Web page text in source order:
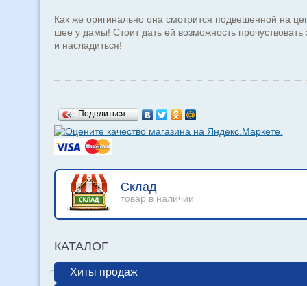
Как же оригинально она смотрится подвешенной на
шее у дамы! Стоит дать ей возможность прочуствовать
и насладиться!
Поделиться…
Склад
товар в наличии
КАТАЛОГ
Хиты продаж